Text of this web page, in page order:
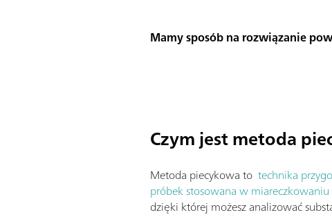
Mamy sposób na rozwiązanie
Czym jest metoda
Metoda piecykowa totechnika
próbek stosowana w miareczkowaniu
dzięki której możesz analizować